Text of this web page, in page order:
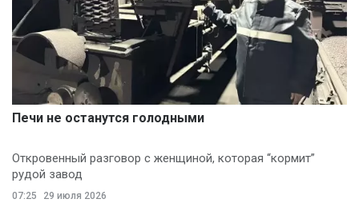
Печи не останутся голодными
Откровенный разговор с женщиной, которая “кормит”
рудой завод
07:25
29 июля 2026